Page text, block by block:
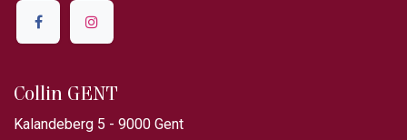
Collin GENT
Kalandeberg 5 - 9000 Gent​